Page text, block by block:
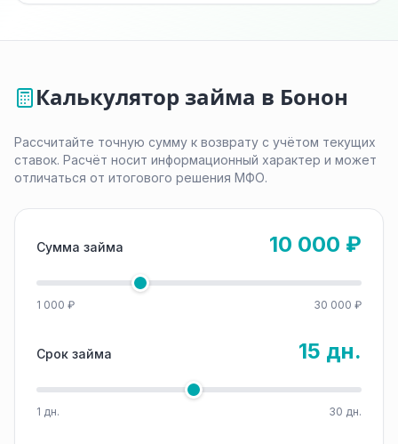
Калькулятор займа в Бонон
Рассчитайте точную сумму к возврату с учётом текущих
ставок. Расчёт носит информационный характер и может
отличаться от итогового решения МФО.
Сумма займа 10 000 ₽
1 000 ₽ 30 000 ₽
Срок займа 15 дн.
1 дн. 30 дн.